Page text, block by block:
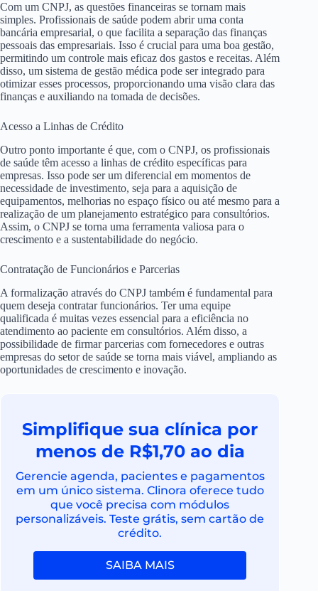
Com um CNPJ, as questões financeiras se tornam mais
simples. Profissionais de saúde podem abrir uma conta
bancária empresarial, o que facilita a separação das finanças
pessoais das empresariais. Isso é crucial para uma boa gestão,
permitindo um controle mais eficaz dos gastos e receitas. Além
disso, um sistema de gestão médica pode ser integrado para
otimizar esses processos, proporcionando uma visão clara das
finanças e auxiliando na tomada de decisões.
Acesso a Linhas de Crédito
Outro ponto importante é que, com o CNPJ, os profissionais
de saúde têm acesso a linhas de crédito específicas para
empresas. Isso pode ser um diferencial em momentos de
necessidade de investimento, seja para a aquisição de
equipamentos, melhorias no espaço físico ou até mesmo para a
realização de um planejamento estratégico para consultórios.
Assim, o CNPJ se torna uma ferramenta valiosa para o
crescimento e a sustentabilidade do negócio.
Contratação de Funcionários e Parcerias
A formalização através do CNPJ também é fundamental para
quem deseja contratar funcionários. Ter uma equipe
qualificada é muitas vezes essencial para a eficiência no
atendimento ao paciente em consultórios. Além disso, a
possibilidade de firmar parcerias com fornecedores e outras
empresas do setor de saúde se torna mais viável, ampliando as
oportunidades de crescimento e inovação.
Simplifique sua clínica por
menos de R$1,70 ao dia
Gerencie agenda, pacientes e pagamentos
em um único sistema. Clinora oferece tudo
que você precisa com módulos
personalizáveis. Teste grátis, sem cartão de
crédito.
SAIBA MAIS